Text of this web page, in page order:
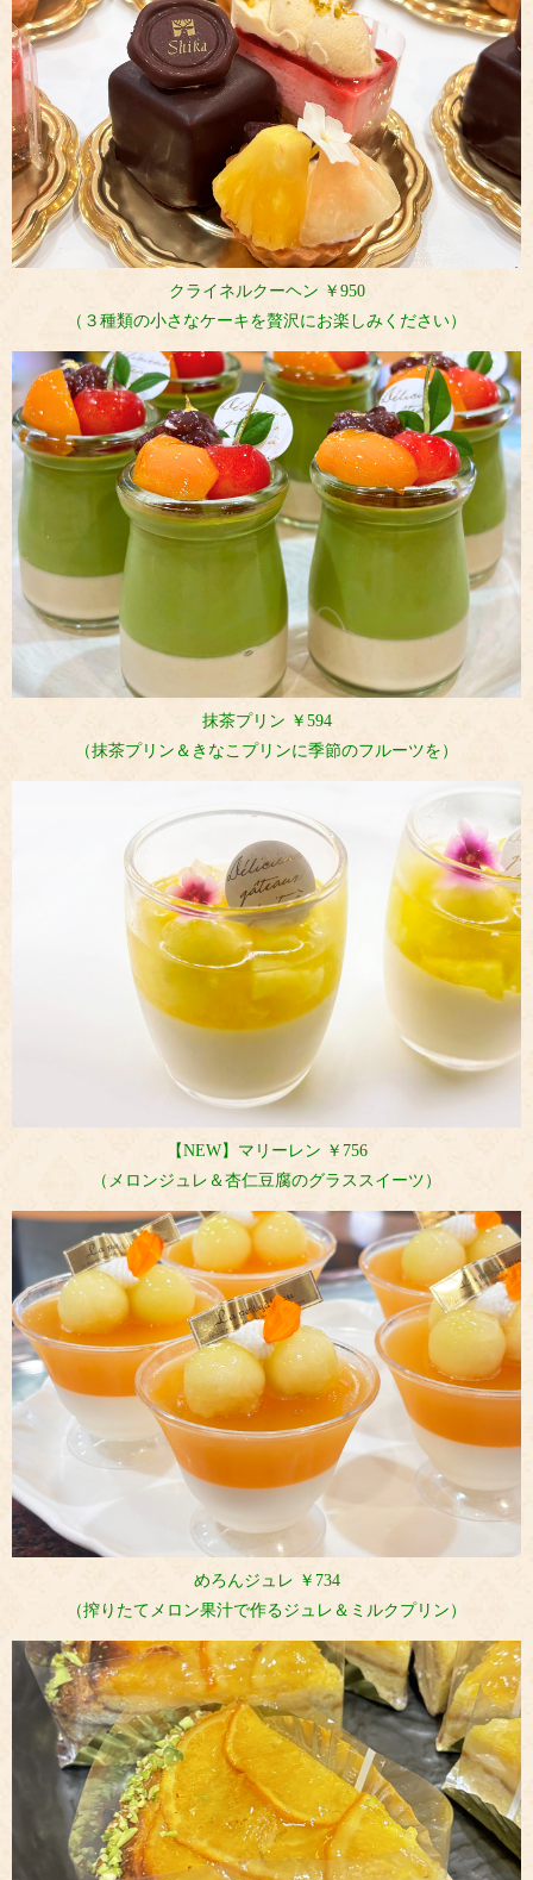
クライネルクーヘン ￥950
（３種類の小さなケーキを贅沢にお楽しみください）
抹茶プリン ￥594
（抹茶プリン＆きなこプリンに季節のフルーツを）
【NEW】マリーレン ￥756
（メロンジュレ＆杏仁豆腐のグラススイーツ ）
めろんジュレ ￥734
（搾りたてメロン果汁で作るジュレ＆ミルクプリン）